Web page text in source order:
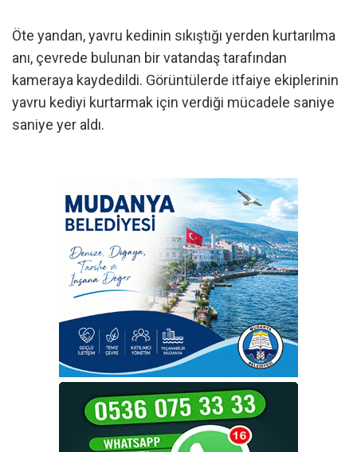
Öte yandan, yavru kedinin sıkıştığı yerden kurtarılma
anı, çevrede bulunan bir vatandaş tarafından
kameraya kaydedildi. Görüntülerde itfaiye ekiplerinin
yavru kediyi kurtarmak için verdiği mücadele saniye
saniye yer aldı.